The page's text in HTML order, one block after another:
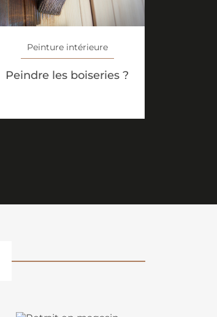
Peinture intérieure
Peindre les boiseries ?